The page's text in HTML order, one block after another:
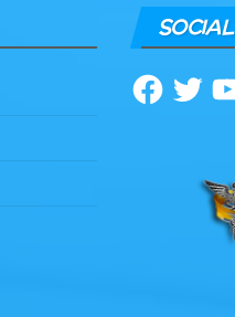
SOCIAL
Facebook